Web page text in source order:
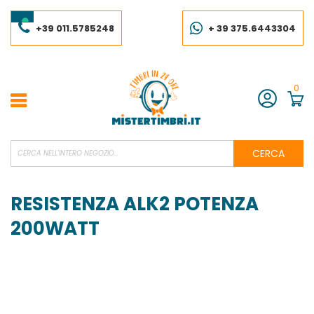
al
contenuto+39 011.5785248 + 39 375.6443304
Account
0
CERCA
RESISTENZA ALK2 POTENZA
200WATT